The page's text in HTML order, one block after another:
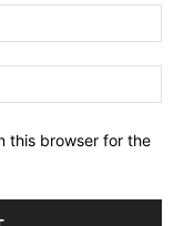
this browser for the